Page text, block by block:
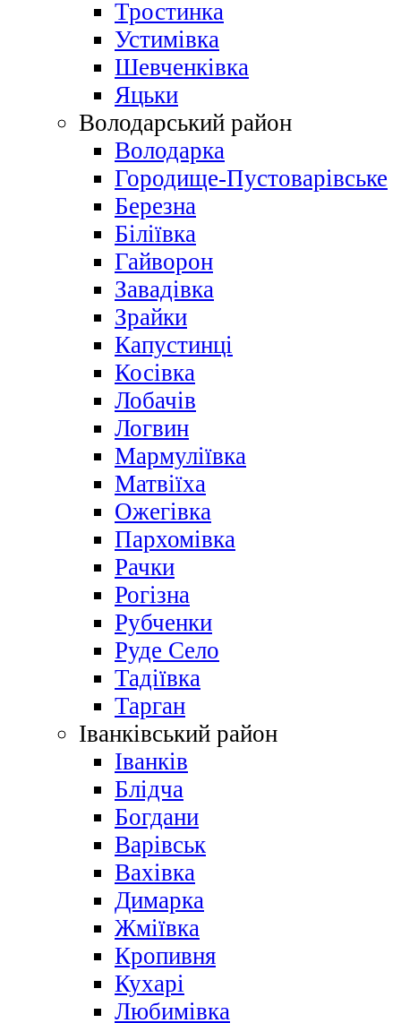
Тростинка
Устимівка
Шевченківка
Яцьки
Володарський район
Володарка
Городище-Пустоварівське
Березна
Біліївка
Гайворон
Завадівка
Зрайки
Капустинці
Косівка
Лобачів
Логвин
Мармуліївка
Матвіїха
Ожегівка
Пархомівка
Рачки
Рогізна
Рубченки
Руде Село
Тадіївка
Тарган
Іванківський район
Іванків
Блідча
Богдани
Варівськ
Вахівка
Димарка
Жміївка
Кропивня
Кухарі
Любимівка